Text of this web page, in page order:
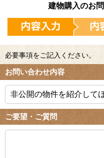
建物購入のお
必要事項をご記入ください。
お問い合わせ内容
ご要望・ご質問